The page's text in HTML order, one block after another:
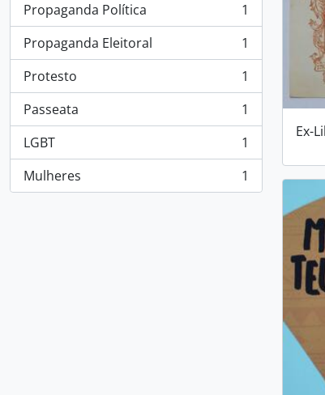
Propaganda Política
, 1 resultados
1
Propaganda Eleitoral
, 1 resultados
1
Protesto
, 1 resultados
1
Passeata
, 1 resultados
1
LGBT
, 1 resultados
1
Mulheres
, 1 resultados 1
Ex-